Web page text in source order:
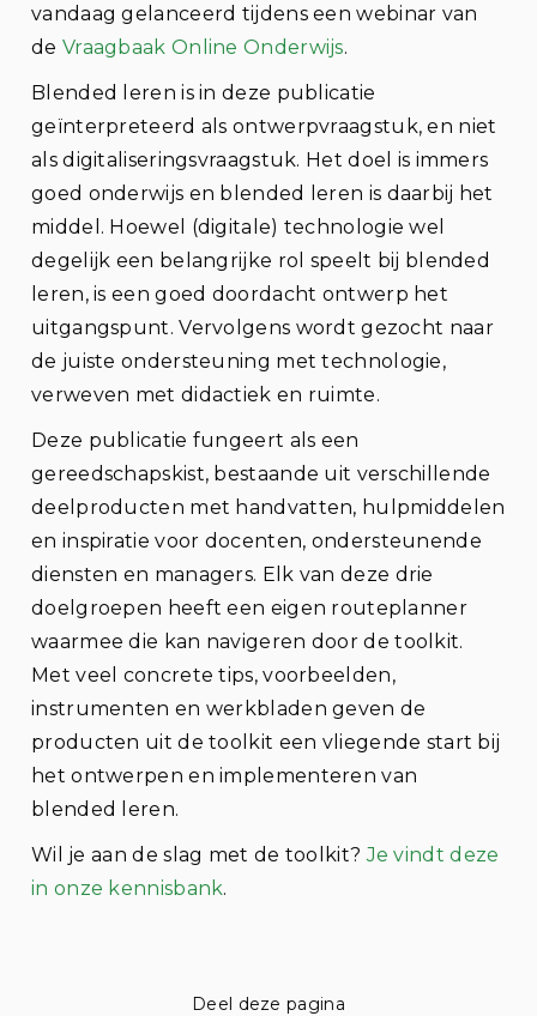
vandaag gelanceerd tijdens een webinar van
de Vraagbaak Online Onderwijs.
Blended leren is in deze publicatie
geïnterpreteerd als ontwerpvraagstuk, en niet
als digitaliseringsvraagstuk. Het doel is immers
goed onderwijs en blended leren is daarbij het
middel. Hoewel (digitale) technologie wel
degelijk een belangrijke rol speelt bij blended
leren, is een goed doordacht ontwerp het
uitgangspunt. Vervolgens wordt gezocht naar
de juiste ondersteuning met technologie,
verweven met didactiek en ruimte.
Deze publicatie fungeert als een
gereedschapskist, bestaande uit verschillende
deelproducten met handvatten, hulpmiddelen
en inspiratie voor docenten, ondersteunende
diensten en managers. Elk van deze drie
doelgroepen heeft een eigen routeplanner
waarmee die kan navigeren door de toolkit.
Met veel concrete tips, voorbeelden,
instrumenten en werkbladen geven de
producten uit de toolkit een vliegende start bij
het ontwerpen en implementeren van
blended leren.
Wil je aan de slag met de toolkit?Je vindt deze
in onze kennisbank.
Deel deze pagina